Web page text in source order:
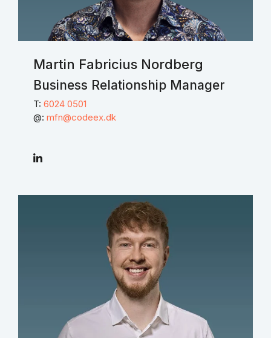
Martin Fabricius Nordberg
Business Relationship Manager
T: 6024 0501
@: mfn@codeex.dk